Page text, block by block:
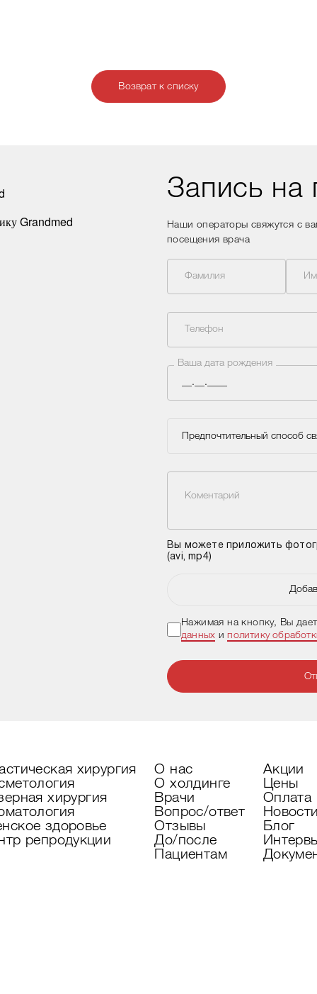
Возврат к списку
Запись на
Наши операторы свяжутся с
посещения врача
Фамилия
Телефон
Ваша дата рождения
Предпочтительный способ
Коментарий
Вы можете приложить
(avi, mp4)
Нажимая на кнопку, Вы
данных иполитику
хирургия
хирургия
здоровье
репродукции
О нас
О холдинге
Врачи
Вопрос/ответ
Отзывы
До/после
Пациентам
Акции
Цены
Оплата
Блог